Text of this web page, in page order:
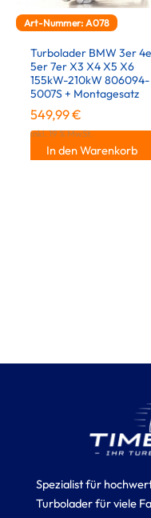
Art-Nummer: A078
Turbolader BMW 3er
5er 7er X3 X4 X5 X6
155kW-210kW 806094-
5007S + Montagesatz
549,99€
inkl. 19 % MwSt.
In den Warenkorb
Spezialist für
Turbolader für viele